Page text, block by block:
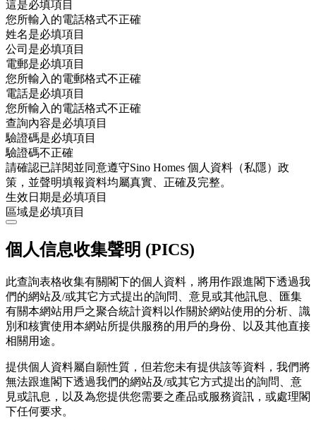
這是必填項目
您所輸入的電話格式不正確
姓名是必填項目
公司是必填項目
電郵是必填項目
您所輸入的電郵格式不正確
電話是必填項目
您所輸入的電話格式不正確
查詢內容是必填項目
驗證碼是必填項目
驗證碼不正確
請確認已詳閱並同意遵守Sino Homes 個人資料（私隱）政
策，並聲明填報資料均屬真實、正確及完整。
生效日期是必填項目
區域是必填項目
個人信息收集聲明 (PICS)
此查詢表格收集有關閣下的個人資料，將用作跟進閣下透過我
們的網站及/或其它方式提出的詢問、意見或其他訊息、匯集
有關本網站用戶之聚合統計資料以作關於網站使用的分析、識
別和核實使用本網站所提供服務的用戶的身份、以及其他直接
相關用途。
提供個人資料屬自願性質，但若您未有提供該等資料，我們將
無法跟進閣下透過我們的網站及/或其它方式提出的詢問、意
見或訊息，以及為您提供您需要之產品或服務資訊，或處理閣
下任何要求。